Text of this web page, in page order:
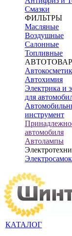
Смазки
ФИЛЬТРЫ
Масляные
Воздушные
Салонные
Топливные
Автохимия
Электрика и
для
инструмент
автомобиля
Автолампы
КАТАЛОГ